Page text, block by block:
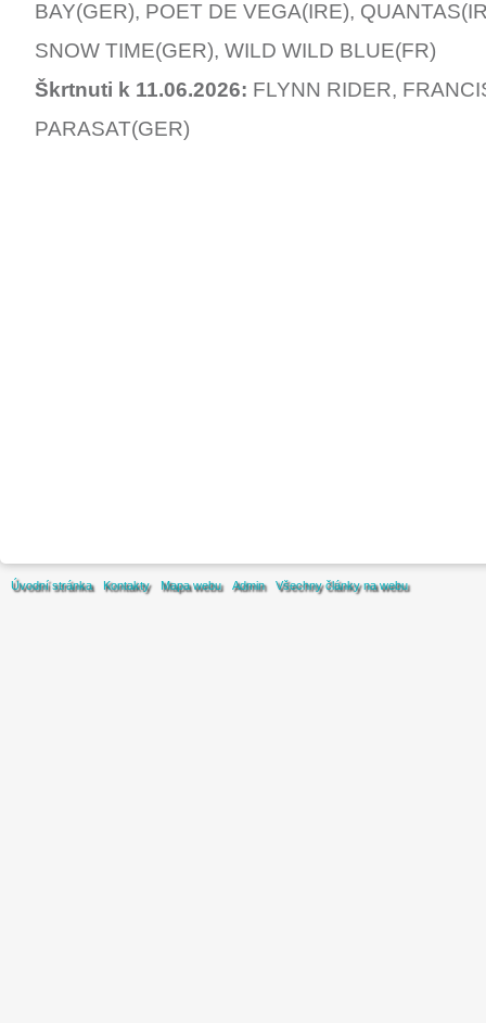
BAY(GER), POET DE VEGA(IRE),
SNOW TIME(GER), WILD WILD BLUE(FR)
Škrtnuti k 11.06.2026: FLYNN RIDER,
PARASAT(GER)
Úvodní stránka Kontakty Mapa webu Admin Všechny články na webu